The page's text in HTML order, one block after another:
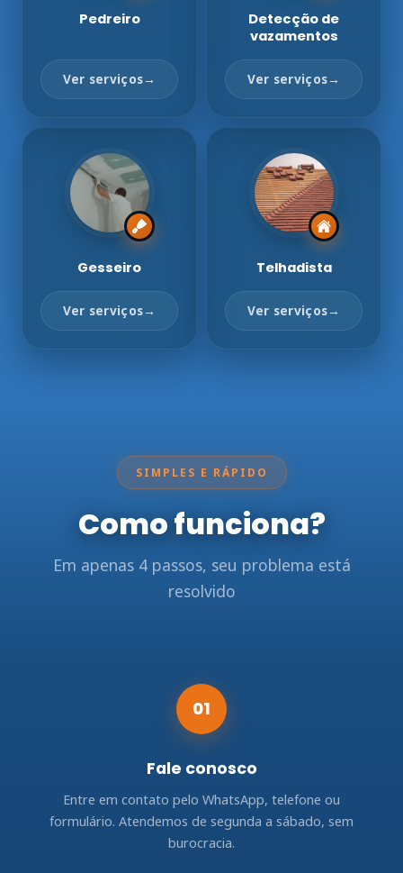
Pedreiro
Ver serviços→
Detecção de
vazamentos
Ver serviços→
Gesseiro
Ver serviços→
Telhadista
Ver serviços→
SIMPLES E RÁPIDO
Como funciona?
Em apenas 4 passos, seu problema está
resolvido
01
Fale conosco
Entre em contato pelo WhatsApp, telefone ou
formulário. Atendemos de segunda a sábado, sem
burocracia.